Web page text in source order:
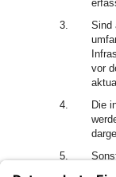
3.
Sind
vor
4.
Die
5.